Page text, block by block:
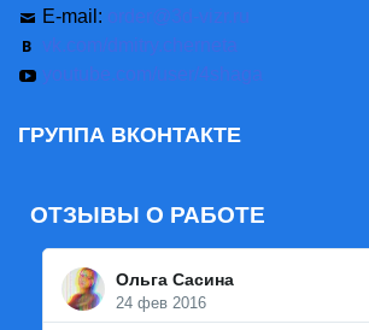
E-mail: order@3d-vizr.ru
vk.com/dmitry.cherneta
youtube.com/user/4shaga
ГРУППА ВКОНТАКТЕ
ОТЗЫВЫ О РАБОТЕ
Ольга Сасина
24 фев 2016